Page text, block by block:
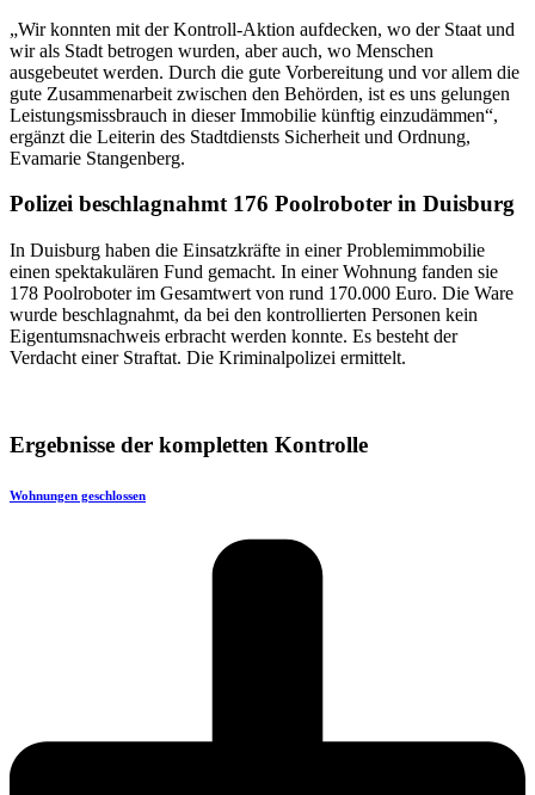
„Wir konnten mit der Kontroll-Aktion aufdecken, wo der Staat und
wir als Stadt betrogen wurden, aber auch, wo Menschen
ausgebeutet werden. Durch die gute Vorbereitung und vor allem die
gute Zusammenarbeit zwischen den Behörden, ist es uns gelungen
Leistungsmissbrauch in dieser Immobilie künftig einzudämmen“,
ergänzt die Leiterin des Stadtdiensts Sicherheit und Ordnung,
Evamarie Stangenberg.
Polizei beschlagnahmt 176 Poolroboter in Duisburg
In Duisburg haben die Einsatzkräfte in einer Problemimmobilie
einen spektakulären Fund gemacht. In einer Wohnung fanden sie
178 Poolroboter im Gesamtwert von rund 170.000 Euro. Die Ware
wurde beschlagnahmt, da bei den kontrollierten Personen kein
Eigentumsnachweis erbracht werden konnte. Es besteht der
Verdacht einer Straftat. Die Kriminalpolizei ermittelt.
Ergebnisse der kompletten Kontrolle
Wohnungen geschlossen